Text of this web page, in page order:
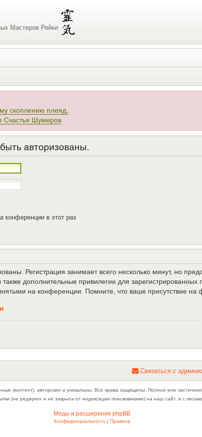
Мастеров Рейки
скоплению плеяд,
Счастья Шумеров
авторизованы.
конференции в этот раз
Регистрация занимает всего несколько минут, но
дополнительные привилегии для зарегистрированных
на конференции. Помните, что ваше присутствие на
Связаться с админи
(контент), авторские и уникальны. Все права защищены. Полное или
(не редирект и не закрыта от индексации поисковиками) на наш сайт, и с
Моды и расширения phpBB
Конфиденциальность| Правила